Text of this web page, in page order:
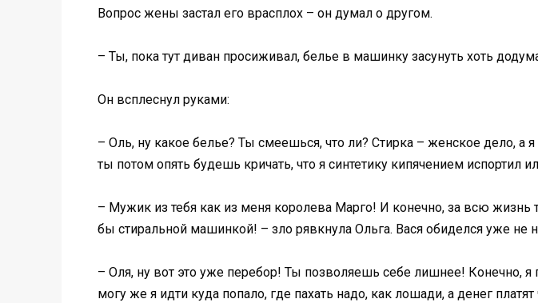
Вопрос жены застал его врасплох – он думал о другом.
– Ты, пока тут диван просиживал, белье в машинку засунуть хоть
Он всплеснул руками:
– Оль, ну какое белье? Ты смеешься, что ли? Стирка – женское дело,
ты потом опять будешь кричать, что я синтетику кипячением испортил
– Мужик из тебя как из меня королева Марго! И конечно, за всю
бы стиральной машинкой! – зло рявкнула Ольга. Вася обиделся уже не
– Оля, ну вот это уже перебор! Ты позволяешь себе лишнее! Конечно,
могу же я идти куда попало, где пахать надо, как лошади, а денег